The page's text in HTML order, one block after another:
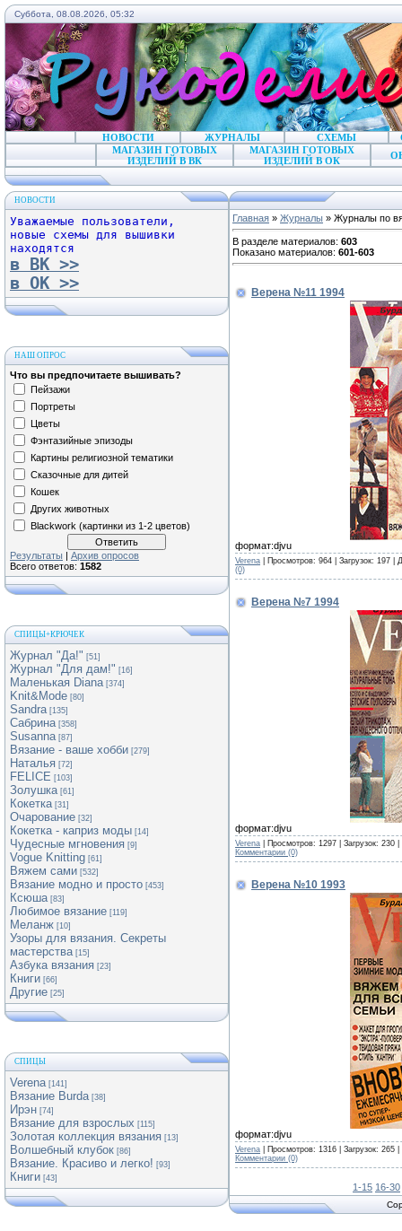
Суббота, 08.08.2026, 05:32
НОВОСТИ ЖУРНАЛЫ СХЕМЫ
МАГАЗИН ГОТОВЫХ
ИЗДЕЛИЙ В ВК
МАГАЗИН ГОТОВЫХ
ИЗДЕЛИЙ В ОК
НОВОСТИ
Уважаемые пользователи,
новые схемы для вышивки
находятся
в ВК >>
в ОК >>
НАШ ОПРОС
Что вы предпочитаете вышивать?
Пейзажи
Портреты
Цветы
Фэнтазийные эпизоды
Картины религиозной тематики
Сказочные для дитей
Кошек
Других животных
Blackwork (картинки из 1-2 цветов)
Результаты | Архив опросов
Всего ответов: 1582
СПИЦЫ+КРЮЧЕК
Журнал "Да!" [51]
Журнал "Для дам!" [16]
Маленькая Diana [374]
Knit&Mode [80]
Sandra [135]
Сабрина [358]
Susanna [87]
Вязание - ваше хобби [279]
Наталья [72]
FELICE [103]
Золушка [61]
Кокетка [31]
Очарование [32]
Кокетка - каприз моды [14]
Чудесные мгновения [9]
Vogue Knitting [61]
Вяжем сами [532]
Вязание модно и просто [453]
Ксюша [83]
Любимое вязание [119]
Меланж [10]
Узоры для вязания. Секреты
мастерства [15]
Азбука вязания [23]
Книги [66]
Другие [25]
СПИЦЫ
Verena [141]
Вязание Burda [38]
Ирэн [74]
Вязание для взрослых [115]
Золотая коллекция вязания [13]
Волшебный клубок [86]
Вязание. Красиво и легко! [93]
Книги [43]
Главная » Журналы » Журналы по
В разделе материалов: 603
Показано материалов: 601-603
Верена №11 1994
формат:djvu
Verena | Просмотров: 964 | Загрузок: 197 |
(0)
Верена №7 1994
формат:djvu
Verena | Просмотров: 1297 | Загрузок: 230
Комментарии (0)
Верена №10 1993
формат:djvu
Verena | Просмотров: 1316 | Загрузок: 265
Комментарии (0)
1-15 16-30